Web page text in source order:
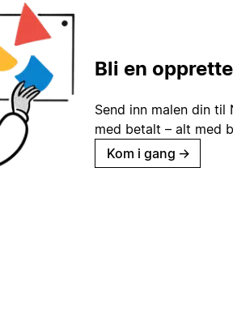
Bli en
Send inn malen din
med betalt – alt med
Kom i gang →